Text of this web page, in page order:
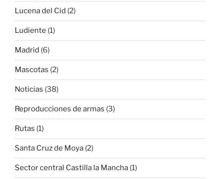
Lucena del Cid (2)
Ludiente (1)
Madrid (6)
Mascotas (2)
Noticias (38)
Reproducciones de armas (3)
Rutas (1)
Santa Cruz de Moya (2)
Sector central Castilla la Mancha (1)